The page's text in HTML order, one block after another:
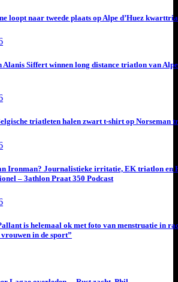
loopt naar tweede plaats op Alpe d’Huez
Alanis Siffert winnen long distance triatlon van Alpe
triatleten halen zwart t-shirt op Norseman
Ironman? Journalistieke irritatie, EK triatlon en
– 3athlon Praat 350 Podcast
is helemaal ok met foto van menstruatie in
in de sport”